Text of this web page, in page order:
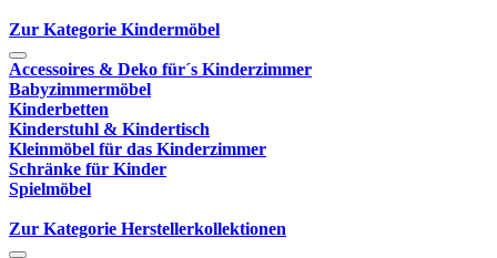
Zur Kategorie Kindermöbel
Accessoires & Deko für´s Kinderzimmer
Babyzimmermöbel
Kinderbetten
Kinderstuhl & Kindertisch
Kleinmöbel für das Kinderzimmer
Schränke für Kinder
Spielmöbel
Zur Kategorie Herstellerkollektionen